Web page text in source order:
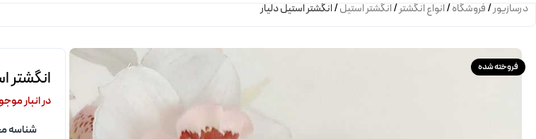
درسازیور/فروشگاه/انواع انگشتر/انگشتر استیل/انگشتر استیل دلیار
فروخته شده انگشتر
در انبار
شناسه